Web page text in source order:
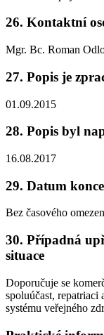
26. Kontaktní
Mgr. Bc. Roman
27. Popis je
01.09.2015
28. Popis byl
16.08.2017
29. Datum
Bez časového
30. Případná
situace
Doporučuje se
spoluúčast, repatriaci
systému veřejného